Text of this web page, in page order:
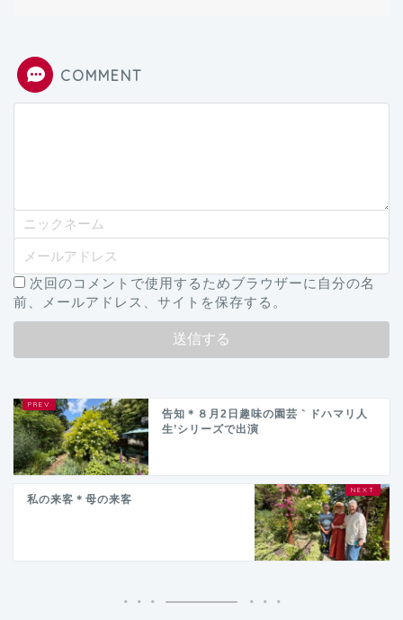
COMMENT
次回のコメントで使用するためブラウザーに自分の名
前、メールアドレス、サイトを保存する。
告知＊８月2日趣味の園芸｀ドハマリ人
生’シリーズで出演
私の来客＊母の来客